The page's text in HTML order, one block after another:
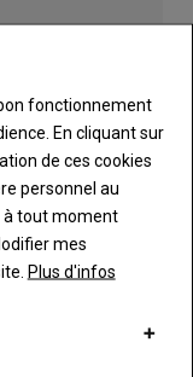
Publicité
fonctionnement
En cliquant sur
de ces cookies
personnel au
à tout moment
mes
Plus d'infos